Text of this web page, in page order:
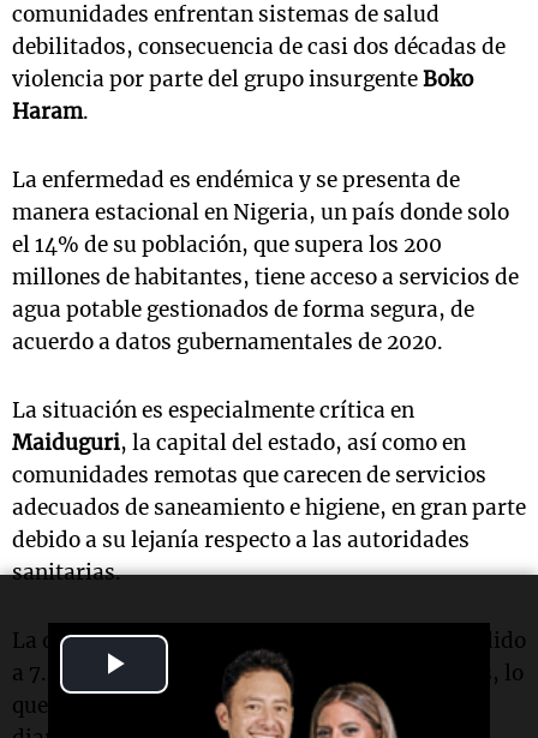
Video
comunidades enfrentan sistemas de salud
debilitados, consecuencia de casi dos décadas de
violencia por parte del grupo insurgenteBoko
Haram.
La enfermedad es endémica y se presenta de
manera estacional en Nigeria, un país donde solo
el 14% de su población, que supera los 200
millones de habitantes, tiene acceso a servicios de
agua potable gestionados de forma segura, de
acuerdo a datos gubernamentales de 2020.
La situación es especialmente crítica en
Maiduguri, la capital del estado, así como en
comunidades remotas que carecen de servicios
adecuados de saneamiento e higiene, en gran parte
debido a su lejanía respecto a las autoridades
sanitarias.
La organización MSF ha reportado que ha atendido
a 7.439 pacientes de cólera en sus instalaciones, lo
que se traduce en un promedio de 185 ingresos